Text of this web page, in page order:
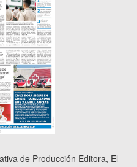
de Producción Editora, El